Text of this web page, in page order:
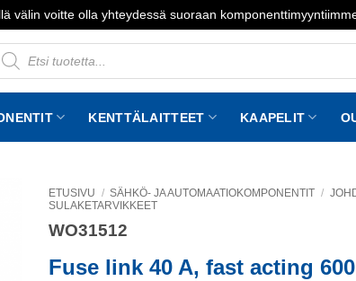
välin voitte olla yhteydessä suoraan
KENTTÄLAITTEET KAAPELIT
ETUSIVU / SÄHKÖ- JA AUTOMAATIOKOMPONENTIT /
SULAKETARVIKKEET
WO31512
Fuse link 40 A, fast acting